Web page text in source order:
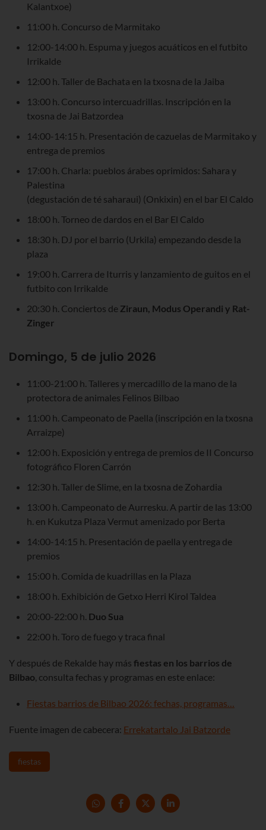
Kalantxoe)
11:00 h. Concurso de Marmitako
12:00-14:00 h. Espuma y juegos acuáticos en el futbito
Irrikalde
12:00 h. Taller de Bachata en la txosna de la Jaiba
13:00 h. Concurso intercuadrillas. Inscripción en la
txosna de Jai Batzordea
14:00-14:15 h. Presentación de cazuelas de Marmitako y
entrega de premios
17:00 h. Charla: pueblos árabes oprimidos: Sahara y
Palestina
(degustación de té saharaui) (Onkixin) en el bar El Caldo
18:00 h. Torneo de dardos en el Bar El Caldo
18:30 h. DJ por el barrio (Urkila) empezando desde la
plaza
19:00 h. Carrera de Iturris y lanzamiento de guitos en el
futbito con Irrikalde
20:30 h. Conciertos de Ziraun, Modus Operandi y Rat-
Zinger
Domingo, 5 de julio 2026
11:00-21:00 h. Talleres y mercadillo de la mano de la
protectora de animales Felinos Bilbao
11:00 h. Campeonato de Paella (inscripción en la txosna
Arraizpe)
12:00 h. Exposición y entrega de premios de II Concurso
fotográfico Floren Carrón
12:30 h. Taller de Slime, en la txosna de Zohardia
13:00 h. Campeonato de Aurresku. A partir de las 13:00
h. en Kukutza Plaza Vermut amenizado por Berta
14:00-14:15 h. Presentación de paella y entrega de
premios
15:00 h. Comida de kuadrillas en la Plaza
18:00 h. Exhibición de Getxo Herri Kirol Taldea
20:00-22:00 h. Duo Sua
22:00 h. Toro de fuego y traca final
Y después de Rekalde hay más fiestas en los barrios de
Bilbao, consulta fechas y programas en este enlace:
Fiestas barrios de Bilbao 2026: fechas, programas…
Fuente imagen de cabecera: Errekatartalo Jai Batzorde
fiestas